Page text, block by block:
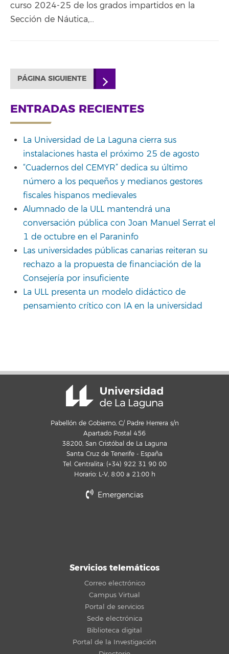
curso 2024-25 de los grados impartidos en la
Sección de Náutica,…
PÁGINA SIGUIENTE
ENTRADAS RECIENTES
La Universidad de La Laguna cierra sus
instalaciones hasta el próximo 25 de agosto
“Cuadernos del CEMYR” dedica su último
número a los pequeños y medianos gestores
fiscales hispanos medievales
Alumnado de la ULL mantendrá una
conversación pública con Joan Manuel Serrat el
1 de octubre en el Paraninfo
Las universidades públicas canarias reiteran su
rechazo a la propuesta de financiación de la
Consejería por insuficiente
La ULL presenta un modelo didáctico de
pensamiento crítico con IA en la universidad
Pabellón de Gobierno, C/ Padre Herrera s/n
Apartado Postal 456
38200, San Cristóbal de La Laguna
Santa Cruz de Tenerife - España
Tel. Centralita: (+34) 922 31 90 00
Horario: L-V, 8:00 a 21:00 h
Emergencias
Servicios telemáticos
Correo electrónico
Campus Virtual
Portal de servicios
Sede electrónica
Biblioteca digital
Portal de la Investigación